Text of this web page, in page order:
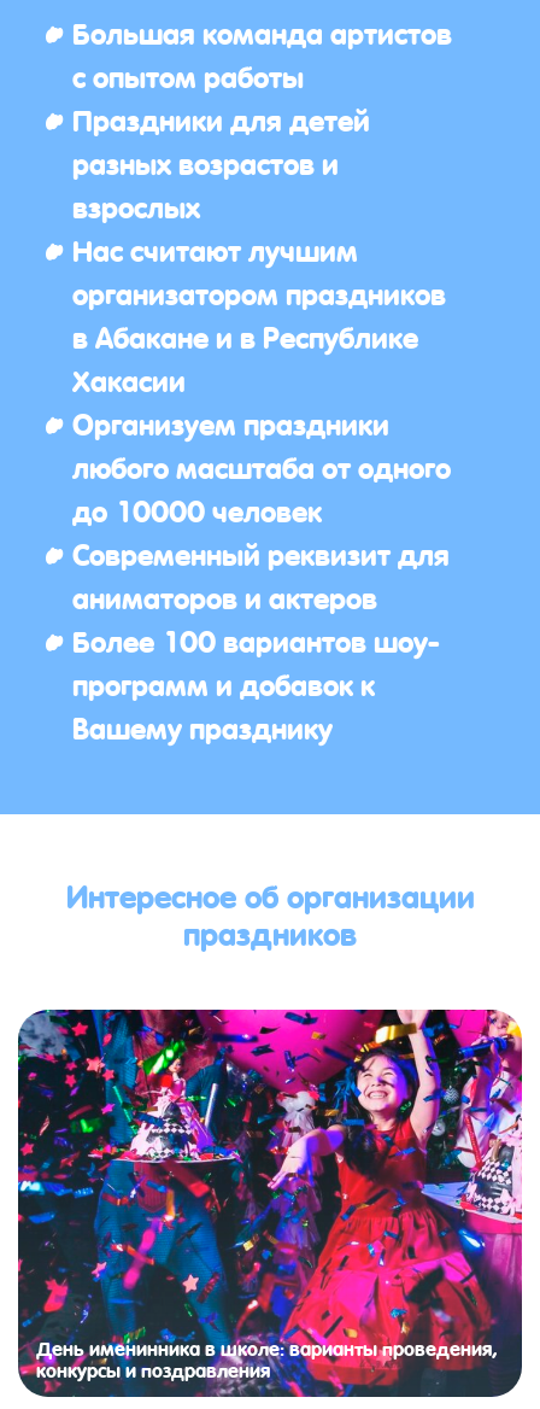
Большая команда артистов
с опытом работы
Праздники для детей
разных возрастов и
взрослых
Нас считают лучшим
организатором праздников
в Абакане и в Республике
Хакасии
Организуем праздники
любого масштаба от одного
до 10000 человек
Современный реквизит для
аниматоров и актеров
Более 100 вариантов шоу-
программ и добавок к
Вашему празднику
Интересное об организации
праздников
День именинника в школе: варианты проведения,
конкурсы и поздравления